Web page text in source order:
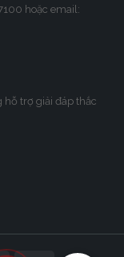
hoặc email:
hỗ trợ giải đáp thắc